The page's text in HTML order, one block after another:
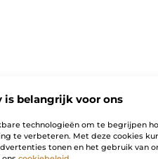
is belangrijk voor ons
technologieën om te begrijpen
te verbeteren. Met deze cookies
tonen en het gebruik van